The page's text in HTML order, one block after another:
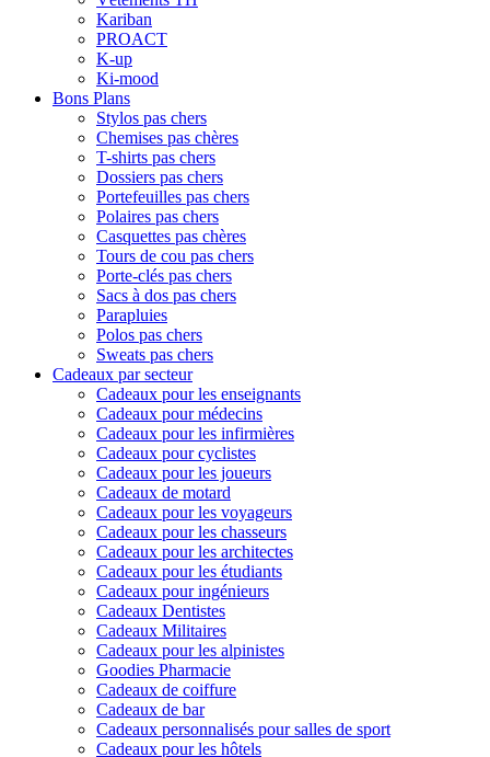
Kariban
PROACT
K-up
Ki-mood
Bons Plans
Stylos pas chers
Chemises pas chères
T-shirts pas chers
Dossiers pas chers
Portefeuilles pas chers
Polaires pas chers
Casquettes pas chères
Tours de cou pas chers
Porte-clés pas chers
Sacs à dos pas chers
Parapluies
Polos pas chers
Sweats pas chers
Cadeaux par secteur
Cadeaux pour les enseignants
Cadeaux pour médecins
Cadeaux pour les infirmières
Cadeaux pour cyclistes
Cadeaux pour les joueurs
Cadeaux de motard
Cadeaux pour les voyageurs
Cadeaux pour les chasseurs
Cadeaux pour les architectes
Cadeaux pour les étudiants
Cadeaux pour ingénieurs
Cadeaux Dentistes
Cadeaux Militaires
Cadeaux pour les alpinistes
Goodies Pharmacie
Cadeaux de coiffure
Cadeaux de bar
Cadeaux personnalisés pour salles de sport
Cadeaux pour les hôtels